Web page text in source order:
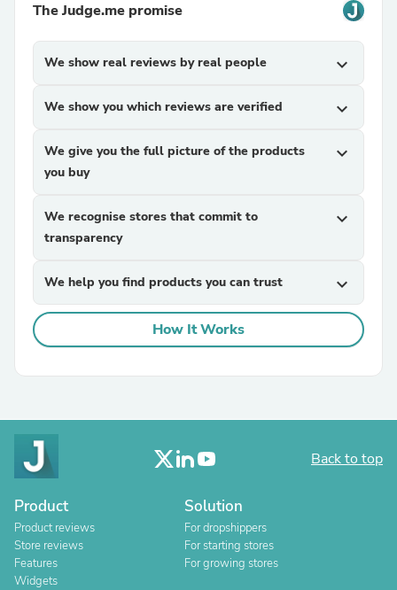
The Judge.me promise
We show real reviews by real people expand_more
We show you which reviews are verified expand_more
We give you the full picture of the products
you buy
expand_more
We recognise stores that commit to
transparency
expand_more
We help you find products you can trust expand_more
How It Works
Back to top
Product
Product reviews
Store reviews
Features
Widgets
Solution
For dropshippers
For starting stores
For growing stores